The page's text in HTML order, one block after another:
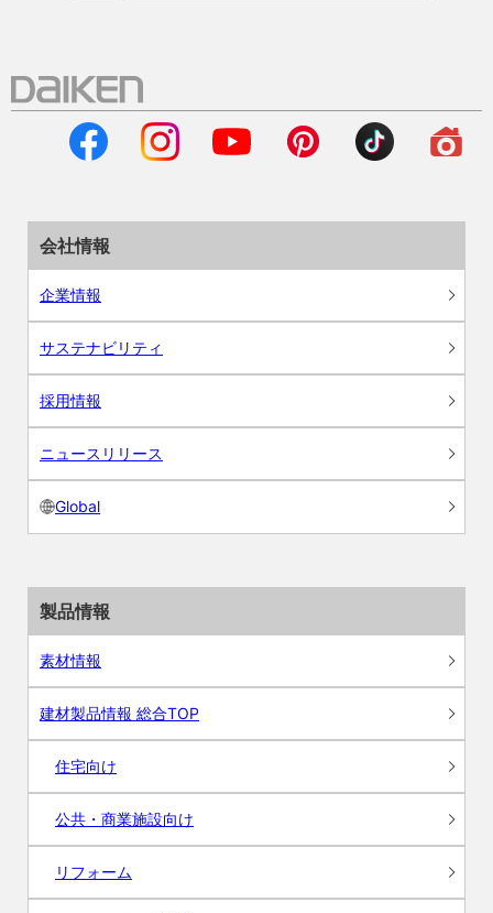
会社情報
企業情報
サステナビリティ
採用情報
ニュースリリース
Global
製品情報
素材情報
建材製品情報 総合TOP
住宅向け
公共・商業施設向け
リフォーム